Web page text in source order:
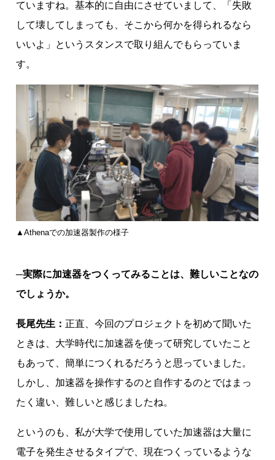
ていますね。基本的に自由にさせていまして、「失敗
して壊してしまっても、そこから何かを得られるなら
いいよ」というスタンスで取り組んでもらっていま
す。
▲Athenaでの加速器製作の様子
─実際に加速器をつくってみることは、難しいことなの
でしょうか。
長尾先生： 正直、今回のプロジェクトを初めて聞いた
ときは、大学時代に加速器を使って研究していたこと
もあって、簡単につくれるだろうと思っていました。
しかし、加速器を操作するのと自作するのとではまっ
たく違い、難しいと感じましたね。
というのも、私が大学で使用していた加速器は大量に
電子を発生させるタイプで、現在つくっているような